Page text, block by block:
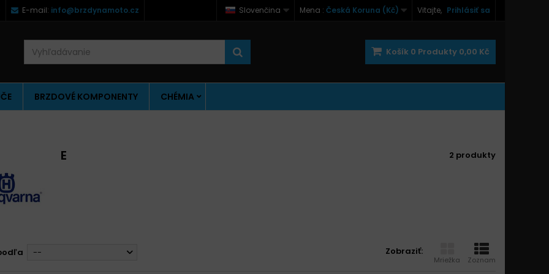
Vitajte, Prihlásiť sa
Mena : Česká Koruna (Kč)
Slovenčina
E-mail: info@brzdynamoto.cz
Košík 0 Produkty 0,00 Kč
BRZDOVÉ KOMPONENTY CHÉMIA
E 2 produkty
Zobraziť:
Mriežka Zoznam
--